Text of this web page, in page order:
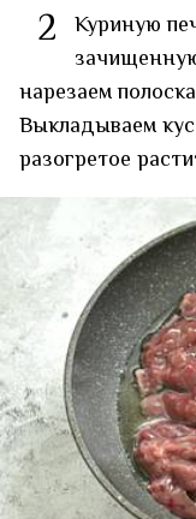
2 Куриную
нарезаем
Выкладываем
разогретое